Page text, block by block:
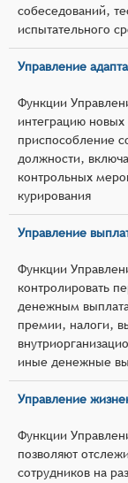
собеседований,
испытательного
Управление
Функции
интеграцию новых
приспособление
должности,
контрольных
курирования
Управление
Функции
контролировать
денежным
премии, налоги,
иные денежные
Управление
Функции
позволяют
сотрудников на